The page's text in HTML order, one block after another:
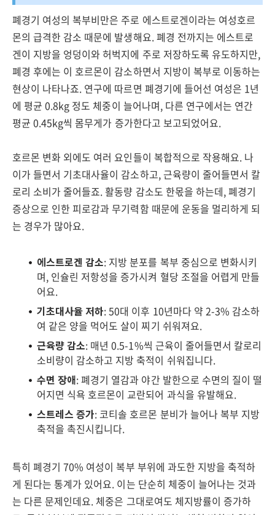
폐경기 여성의 복부비만은 주로 에스트로겐이라는 여성호르
몬의 급격한 감소 때문에 발생해요. 폐경 전까지는 에스트로
겐이 지방을 엉덩이와 허벅지에 주로 저장하도록 유도하지만,
폐경 후에는 이 호르몬이 감소하면서 지방이 복부로 이동하는
현상이 나타나죠. 연구에 따르면 폐경기에 들어선 여성은 1년
에 평균 0.8kg 정도 체중이 늘어나며, 다른 연구에서는 연간
평균 0.45kg씩 몸무게가 증가한다고 보고되었어요.
호르몬 변화 외에도 여러 요인들이 복합적으로 작용해요. 나
이가 들면서 기초대사율이 감소하고, 근육량이 줄어들면서 칼
로리 소비가 줄어들죠. 활동량 감소도 한몫을 하는데, 폐경기
증상으로 인한 피로감과 무기력함 때문에 운동을 멀리하게 되
는 경우가 많아요.
에스트로겐 감소: 지방 분포를 복부 중심으로 변화시키
며, 인슐린 저항성을 증가시켜 혈당 조절을 어렵게 만들
어요.
기초대사율 저하: 50대 이후 10년마다 약 2-3% 감소하
여 같은 양을 먹어도 살이 찌기 쉬워져요.
근육량 감소: 매년 0.5-1%씩 근육이 줄어들면서 칼로리
소비량이 감소하고 지방 축적이 쉬워집니다.
수면 장애: 폐경기 열감과 야간 발한으로 수면의 질이 떨
어지면 식욕 호르몬이 교란되어 과식을 유발해요.
스트레스 증가: 코티솔 호르몬 분비가 늘어나 복부 지방
축적을 촉진시킵니다.
특히 폐경기 70% 여성이 복부 부위에 과도한 지방을 축적하
게 된다는 통계가 있어요. 이는 단순히 체중이 늘어나는 것과
는 다른 문제인데요. 체중은 그대로여도 체지방률이 증가하